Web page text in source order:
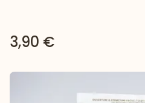
3,90 €